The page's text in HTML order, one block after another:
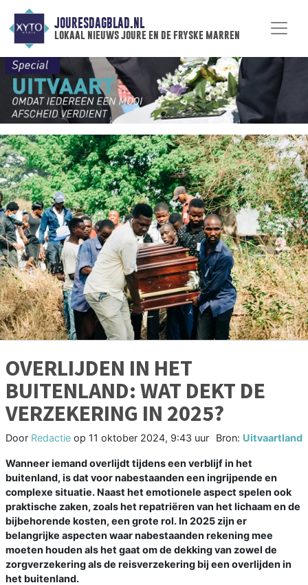
JOURESDAGBLAD.NL
lokaal nieuws joure en de fryske marren
OVERLIJDEN IN HET
BUITENLAND: WAT DEKT DE
VERZEKERING IN 2025?
Door Redactie op 11 oktober 2024, 9:43 uur Bron: Uitvaartland
Wanneer iemand overlijdt tijdens een verblijf in het
buitenland, is dat voor nabestaanden een ingrijpende en
complexe situatie. Naast het emotionele aspect spelen ook
praktische zaken, zoals het repatriëren van het lichaam en de
bijbehorende kosten, een grote rol. In 2025 zijn er
belangrijke aspecten waar nabestaanden rekening mee
moeten houden als het gaat om de dekking van zowel de
zorgverzekering als de reisverzekering bij een overlijden in
het buitenland.